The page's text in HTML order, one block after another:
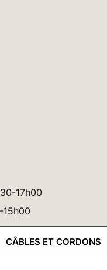
CÂBLES ET CORDONS
17h00
15h00
– CGV |Mentions Légales|